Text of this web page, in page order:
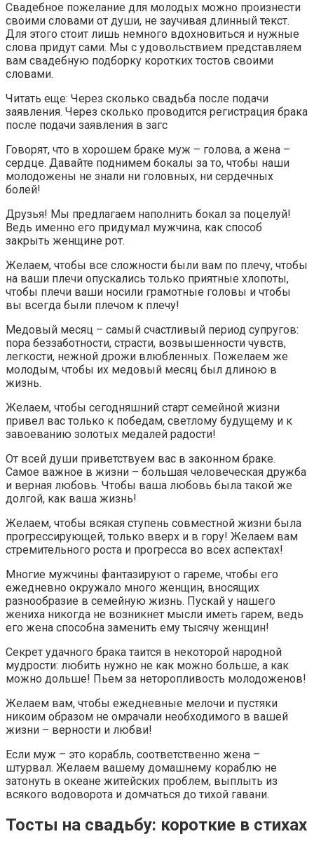
Свадебное пожелание для молодых можно произнести
своими словами от души, не заучивая длинный текст.
Для этого стоит лишь немного вдохновиться и нужные
слова придут сами. Мы с удовольствием представляем
вам свадебную подборку коротких тостов своими
словами.
Читать еще: Через сколько свадьба после подачи
заявления. Через сколько проводится регистрация брака
после подачи заявления в загс
Говорят, что в хорошем браке муж – голова, а жена –
сердце. Давайте поднимем бокалы за то, чтобы наши
молодожены не знали ни головных, ни сердечных
болей!
Друзья! Мы предлагаем наполнить бокал за поцелуй!
Ведь именно его придумал мужчина, как способ
закрыть женщине рот.
Желаем, чтобы все сложности были вам по плечу, чтобы
на ваши плечи опускались только приятные хлопоты,
чтобы плечи ваши носили грамотные головы и чтобы
вы всегда были плечом к плечу!
Медовый месяц – самый счастливый период супругов:
пора беззаботности, страсти, возвышенности чувств,
легкости, нежной дрожи влюбленных. Пожелаем же
молодым, чтобы их медовый месяц был длиною в
жизнь.
Желаем, чтобы сегодняшний старт семейной жизни
привел вас только к победам, светлому будущему и к
завоеванию золотых медалей радости!
От всей души приветствуем вас в законном браке.
Самое важное в жизни – большая человеческая дружба
и верная любовь. Чтобы ваша любовь была такой же
долгой, как ваша жизнь!
Желаем, чтобы всякая ступень совместной жизни была
прогрессирующей, только вверх и в гору! Желаем вам
стремительного роста и прогресса во всех аспектах!
Многие мужчины фантазируют о гареме, чтобы его
ежедневно окружало много женщин, вносящих
разнообразие в семейную жизнь. Пускай у нашего
жениха никогда не возникнет мысли иметь гарем, ведь
его жена способна заменить ему тысячу женщин!
Секрет удачного брака таится в некоторой народной
мудрости: любить нужно не как можно больше, а как
можно дольше! Пьем за неторопливость молодоженов!
Желаем вам, чтобы ежедневные мелочи и пустяки
никоим образом не омрачали необходимого в вашей
жизни – верности и любви!
Если муж – это корабль, соответственно жена –
штурвал. Желаем вашему домашнему кораблю не
затонуть в океане житейских проблем, выплыть из
всякого водоворота и домчаться до тихой гавани.
Тосты на свадьбу: короткие в стихах